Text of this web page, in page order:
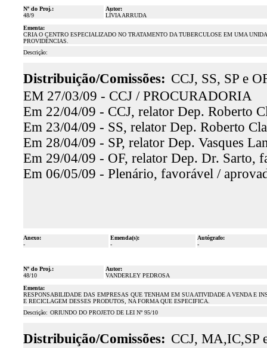
Nº do Proj.:
48/9
Autor:
LÍVIA ARRUDA
Ementa:
CRIA O CENTRO ESPECIALIZADO NO TRATAMENTO DA TUBERCULOSE EM UMA
PROVIDÊNCIAS.
Descrição:
Distribuição/Comissões: CCJ, SS, SP e
EM 27/03/09 - CCJ / PROCURADORIA
Em 22/04/09 - CCJ, relator Dep. Roberto
Em 23/04/09 - SS, relator Dep. Roberto
Em 28/04/09 - SP, relator Dep. Vasques
Em 29/04/09 - OF, relator Dep. Dr. Sarto,
Em 06/05/09 - Plenário, favorável /
Anexo:
-
Emenda(s):
-
Autógrafo:
-
Nº do Proj.:
48/10
Autor:
VANDERLEY PEDROSA
Ementa:
RESPONSABILIDADE DAS EMPRESAS QUE TENHAM EM SUA ATIVIDADE A VENDA E
E RECICLAGEM DESSES PRODUTOS, NA FORMA QUE ESPECIFICA.
Descrição: ORIUNDO DO PROJETO DE LEI Nº 95/10
Distribuição/Comissões: CCJ, MA,IC,SP